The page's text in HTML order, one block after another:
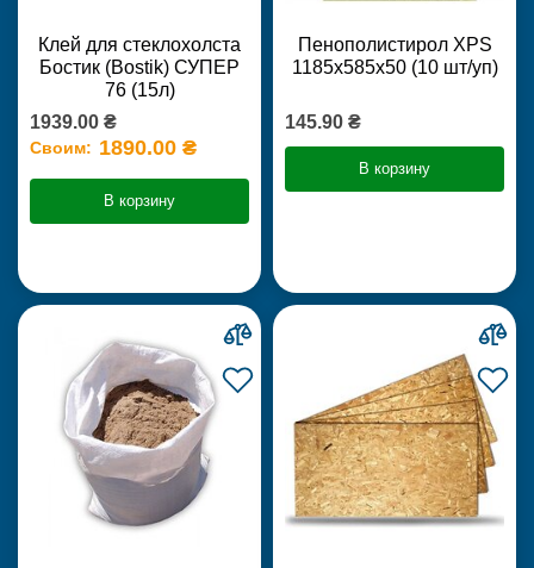
Клей для стеклохолста
Бостик (Bostik) СУПЕР
76 (15л)
1939.00 ₴
Своим: 1890.00 ₴
В корзину
Пенополистирол XPS
1185х585х50 (10 шт/уп)
145.90 ₴
В корзину